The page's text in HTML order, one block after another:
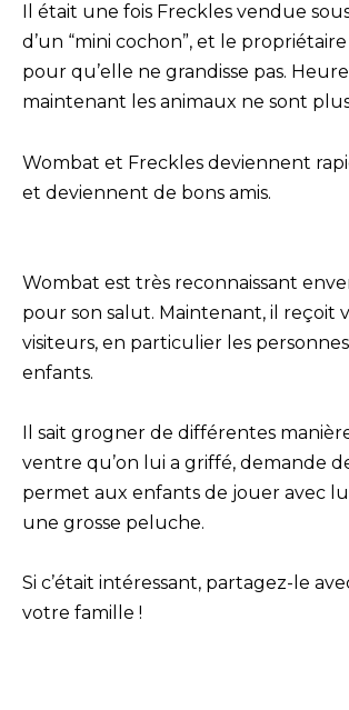
Il était une fois Freckles vendue
d’un “mini cochon”, et le propriétaire
pour qu’elle ne grandisse pas.
maintenant les animaux ne sont
Wombat et Freckles deviennent
et deviennent de bons amis.
Wombat est très reconnaissant
pour son salut. Maintenant, il reçoit
visiteurs, en particulier les
enfants.
Il sait grogner de différentes
ventre qu’on lui a griffé, demande
permet aux enfants de jouer avec
une grosse peluche.
Si c’était intéressant, partagez-le
votre famille !